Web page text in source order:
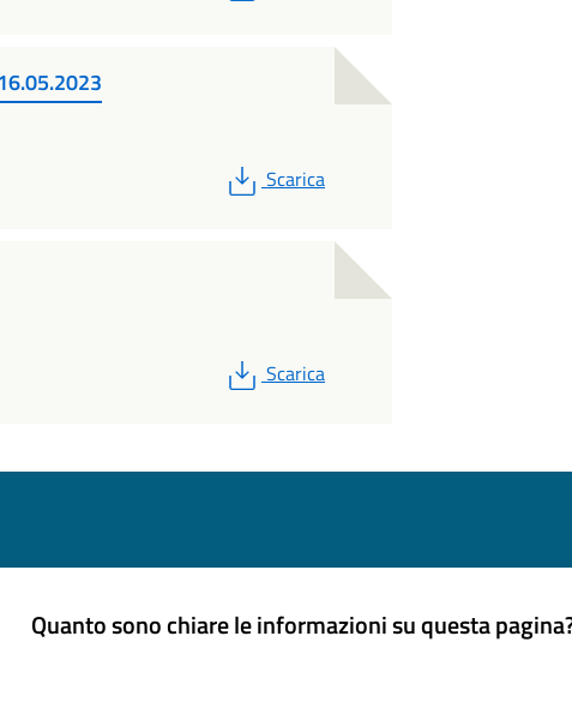
PDF
Scarica
PDF
Scarica
Quanto sono chiare le informazioni su questa